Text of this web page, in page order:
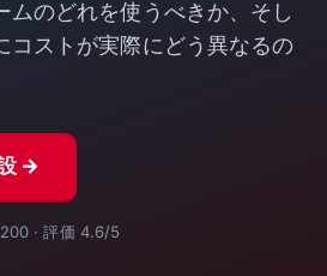
ムのどれを使うべきか、そし
コストが実際にどう異なるの
→
· 評価 4.6/5